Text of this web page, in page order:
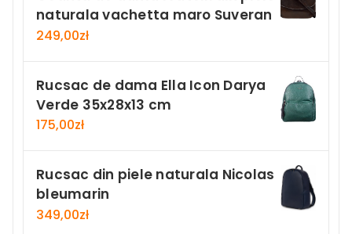
naturala vachetta maro Suveran
249,00zł
Rucsac de dama Ella Icon Darya
Verde 35x28x13 cm
175,00zł
Rucsac din piele naturala Nicolas
bleumarin
349,00zł